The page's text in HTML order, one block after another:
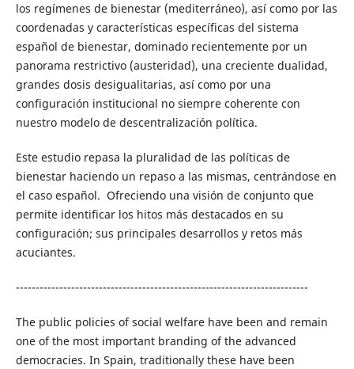
los regímenes de bienestar (mediterráneo), así como por las
coordenadas y características específicas del sistema
español de bienestar, dominado recientemente por un
panorama restrictivo (austeridad), una creciente dualidad,
grandes dosis desigualitarias, así como por una
configuración institucional no siempre coherente con
nuestro modelo de descentralización política.
Este estudio repasa la pluralidad de las políticas de
bienestar haciendo un repaso a las mismas, centrándose en
el caso español. Ofreciendo una visión de conjunto que
permite identificar los hitos más destacados en su
configuración; sus principales desarrollos y retos más
acuciantes.
--------------------------------------------------------------------------
The public policies of social welfare have been and remain
one of the most important branding of the advanced
democracies. In Spain, traditionally these have been